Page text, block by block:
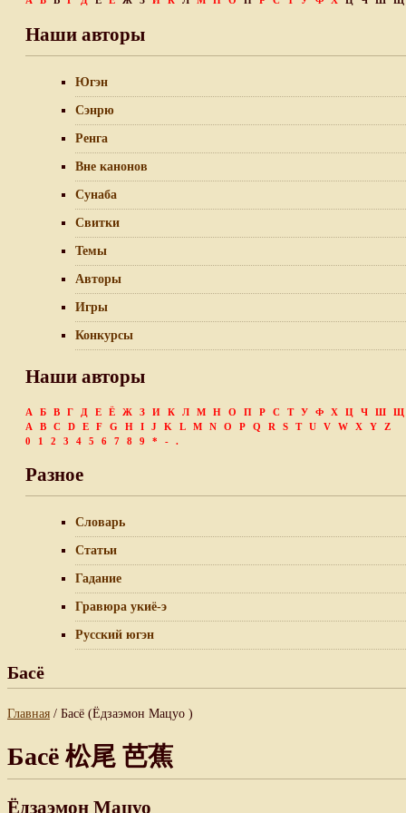
Наши авторы
Югэн
Сэнрю
Ренга
Вне канонов
Сунаба
Свитки
Темы
Авторы
Игры
Конкурсы
Наши авторы
А Б В Г Д Е Ё Ж З И К Л М Н О П Р С Т У Ф Х Ц Ч Ш Щ
A
B C D E F G H I J K L M N O P Q R S T U V W X Y
Z
0
1 2 3 4 5 6 7 8 9 * - .
Разное
Словарь
Статьи
Гадание
Гравюра укиё-э
Русский югэн
Басё
Главная / Басё (Ёдзаэмон Мацуо )
Басё 松尾 芭蕉
Ёдзаэмон Мацуо